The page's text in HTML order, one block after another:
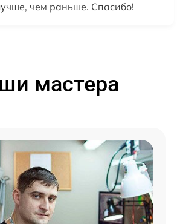
чем раньше. Спасибо!
мастера